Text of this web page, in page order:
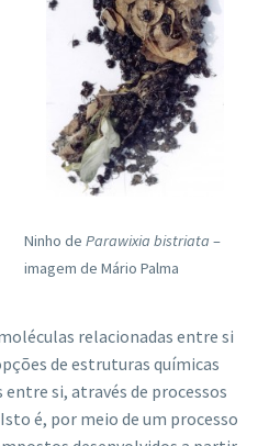
Ninho de Parawixia bistriata –
imagem de Mário Palma
relacionadas entre si
de estruturas químicas
si, através de processos
é, por meio de um processo